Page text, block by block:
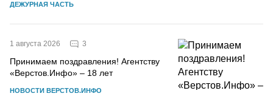
ДЕЖУРНАЯ ЧАСТЬ
1 августа 2026 3
Принимаем поздравления! Агентству
«Верстов.Инфо» – 18 лет
НОВОСТИ ВЕРСТОВ.ИНФО